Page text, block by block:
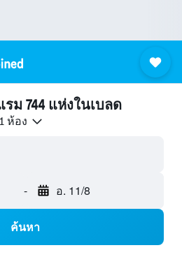
ม 744 แห่งในเบลด
ห้อง
- อ. 11/8
ค้นหา